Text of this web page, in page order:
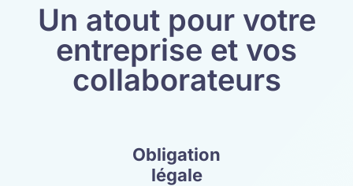
Un atout pour votre
entreprise et vos
collaborateurs
Obligation
légale